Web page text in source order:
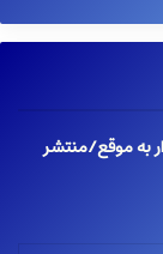
به موقع/منتشر